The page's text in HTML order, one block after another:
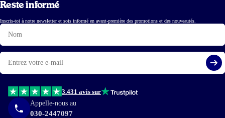
Reste informé
Inscris-toi à notre newsletter et sois informé en avant-première des promotions et des nouveautés.
Nom
E-
mail
3.431 avis sur
Appelle-nous au
030-2447097